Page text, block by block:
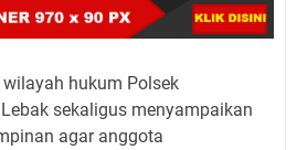
hukum Polsek
sekaligus menyampaikan
agar anggota